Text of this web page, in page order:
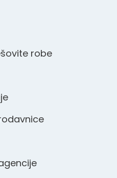
robe